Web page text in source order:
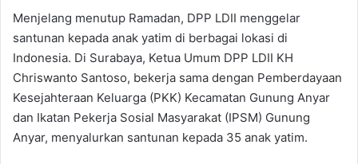
Menjelang menutup Ramadan, DPP LDII menggelar
santunan kepada anak yatim di berbagai lokasi di
Indonesia. Di Surabaya, Ketua Umum DPP LDII KH
Chriswanto Santoso, bekerja sama dengan Pemberdayaan
Kesejahteraan Keluarga (PKK) Kecamatan Gunung Anyar
dan Ikatan Pekerja Sosial Masyarakat (IPSM) Gunung
Anyar, menyalurkan santunan kepada 35 anak yatim.